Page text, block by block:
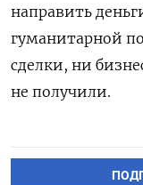
направить
гуманитарной
сделки, ни
не получили.